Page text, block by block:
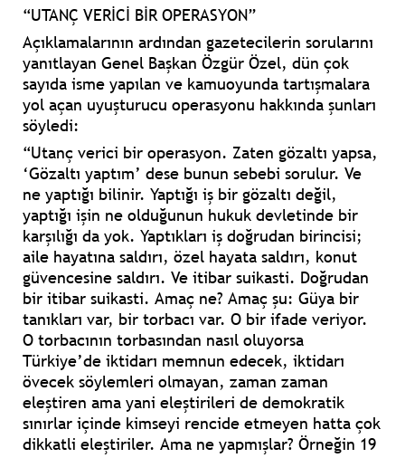
“UTANÇ VERİCİ BİR OPERASYON”
Açıklamalarının ardından gazetecilerin sorularını
yanıtlayan Genel Başkan Özgür Özel, dün çok
sayıda isme yapılan ve kamuoyunda tartışmalara
yol açan uyuşturucu operasyonu hakkında şunları
söyledi:
“Utanç verici bir operasyon. Zaten gözaltı yapsa,
‘Gözaltı yaptım’ dese bunun sebebi sorulur. Ve
ne yaptığı bilinir. Yaptığı iş bir gözaltı değil,
yaptığı işin ne olduğunun hukuk devletinde bir
karşılığı da yok. Yaptıkları iş doğrudan birincisi;
aile hayatına saldırı, özel hayata saldırı, konut
güvencesine saldırı. Ve itibar suikasti. Doğrudan
bir itibar suikasti. Amaç ne? Amaç şu: Güya bir
tanıkları var, bir torbacı var. O bir ifade veriyor.
O torbacının torbasından nasıl oluyorsa
Türkiye’de iktidarı memnun edecek, iktidarı
övecek söylemleri olmayan, zaman zaman
eleştiren ama yani eleştirileri de demokratik
sınırlar içinde kimseyi rencide etmeyen hatta çok
dikkatli eleştiriler. Ama ne yapmışlar? Örneğin 19